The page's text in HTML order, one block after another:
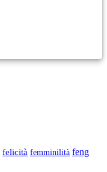
felicità femminilità feng